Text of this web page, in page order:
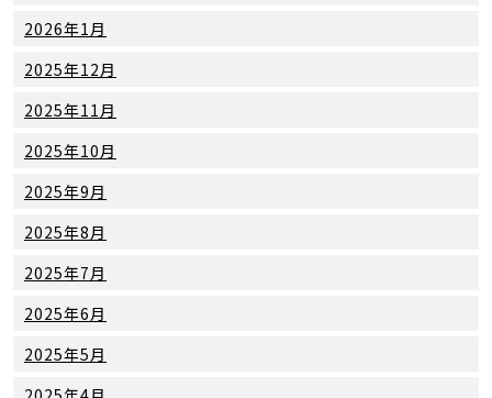
2026年1月
2025年12月
2025年11月
2025年10月
2025年9月
2025年8月
2025年7月
2025年6月
2025年5月